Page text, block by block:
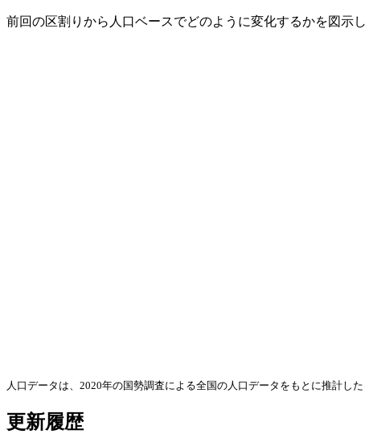
前回の区割りから人口ベースでどのように変化するかを図示し
人口データは、2020年の国勢調査による全国の人口データをもとに推計し
更新履歴